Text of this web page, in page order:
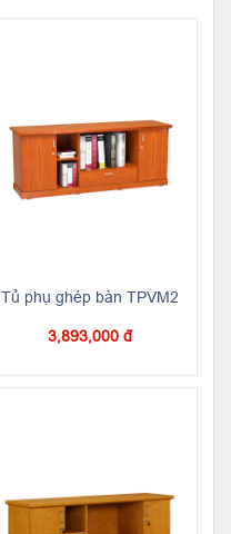
Tủ phụ ghép bàn TPVM2
3,893,000 đ